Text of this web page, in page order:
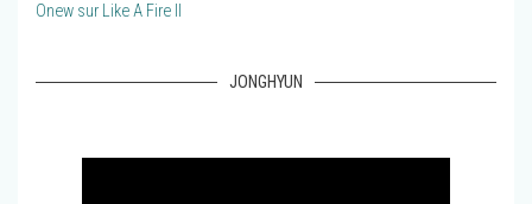
Onew sur Like A Fire II
JONGHYUN